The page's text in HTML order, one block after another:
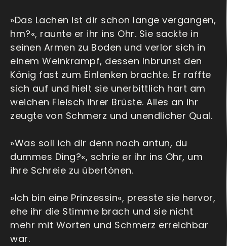
»Das Lachen ist dir schon lange vergangen,
hm?«, raunte er ihr ins Ohr. Sie sackte in
seinen Armen zu Boden und verlor sich in
einem Weinkrampf, dessen Inbrunst den
König fast zum Einlenken brachte. Er raffte
sich auf und hielt sie unerbittlich hart am
weichen Fleisch ihrer Brüste. Alles an ihr
zeugte von Schmerz und unendlicher Qual.
»Was soll ich dir denn noch antun, du
dummes Ding?«, schrie er ihr ins Ohr, um
ihre Schreie zu übertönen.
»Ich bin eine Prinzessin«, presste sie hervor,
ehe ihr die Stimme brach und sie nicht
mehr mit Worten und Schmerz erreichbar
war.